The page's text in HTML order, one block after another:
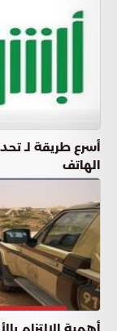
أسرع طريقة لـ
الهاتف